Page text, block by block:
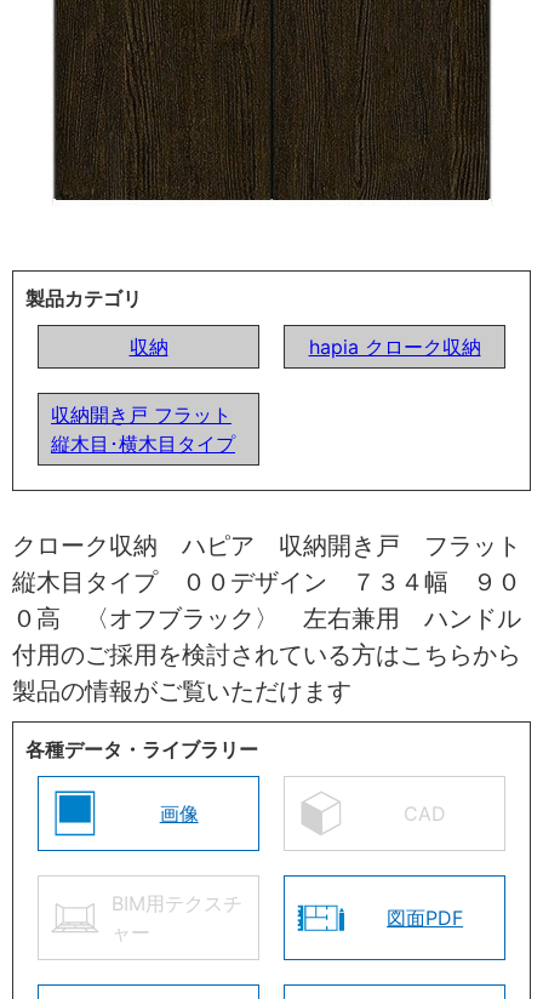
製品カテゴリ
収納
hapia クローク収納
収納開き戸 フラット
縦木目･横木目タイプ
クローク収納 ハピア 収納開き戸 フラット
縦木目タイプ ００デザイン ７３４幅 ９０
０高 〈オフブラック〉 左右兼用 ハンドル
付用のご採用を検討されている方はこちらから
製品の情報がご覧いただけます
各種データ・ライブラリー
画像 CAD
BIM用テクスチ
ャー
図面PDF